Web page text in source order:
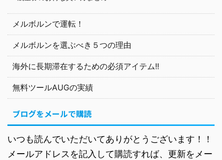
メルボルンで運転！
メルボルンを選ぶべき５つの理由
海外に長期滞在するための必須アイテム!!
無料ツールAUGの実績
ブログをメールで購読
いつも読んでいただいてありがとうございます！！
メールアドレスを記入して購読すれば、更新をメー